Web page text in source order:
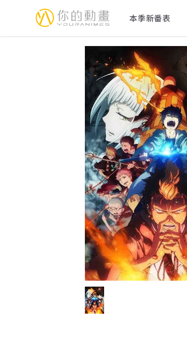
YourAnimes 你的動畫 本季新番表